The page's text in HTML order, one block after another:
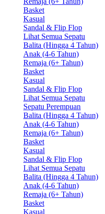
Basket
Kasual
Sandal & Flip Flop
Lihat Semua Sepatu
Balita (Hingga 4 Tahun)
Anak (4-6 Tahun)
Remaja (6+ Tahun)
Basket
Kasual
Sandal & Flip Flop
Lihat Semua Sepatu
Sepatu Perempuan
Balita (Hingga 4 Tahun)
Anak (4-6 Tahun)
Remaja (6+ Tahun)
Basket
Kasual
Sandal & Flip Flop
Lihat Semua Sepatu
Balita (Hingga 4 Tahun)
Anak (4-6 Tahun)
Remaja (6+ Tahun)
Basket
Kasual